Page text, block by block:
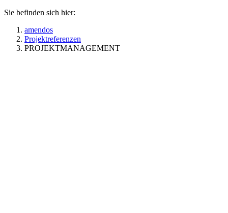
Sie befinden sich hier:
amendos
Projektreferenzen
PROJEKTMANAGEMENT